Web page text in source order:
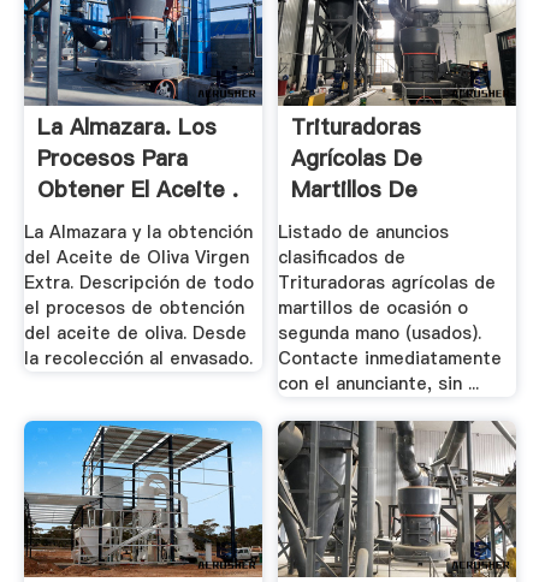
La Almazara. Los
Procesos Para
Obtener El Aceite .
La Almazara y la obtención
del Aceite de Oliva Virgen
Extra. Descripción de todo
el procesos de obtención
del aceite de oliva. Desde
la recolección al envasado.
Trituradoras
Agrícolas De
Martillos De
Ocasión .
Listado de anuncios
clasificados de
Trituradoras agrícolas de
martillos de ocasión o
segunda mano (usados).
Contacte inmediatamente
con el anunciante, sin ...